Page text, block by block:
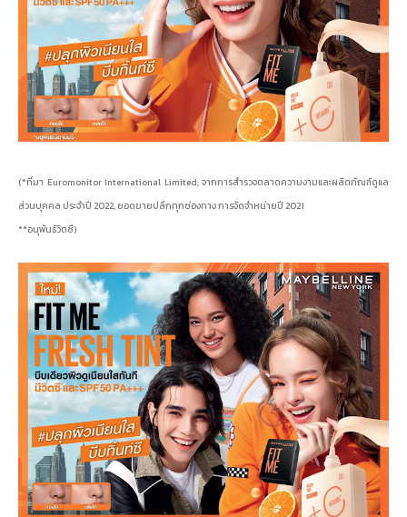
(*ที่มา Euromonitor International Limited; จากการสำรวจตลาดความงามและผลิตภัณฑ์ดูแล
ส่วนบุคคล ประจำปี 2022, ยอดขายปลีกทุกช่องทาง การจัดจำหน่ายปี 2021
**อนุพันธ์วิตซี)